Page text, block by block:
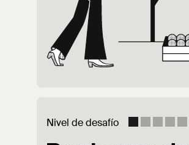
Nivel de desafío